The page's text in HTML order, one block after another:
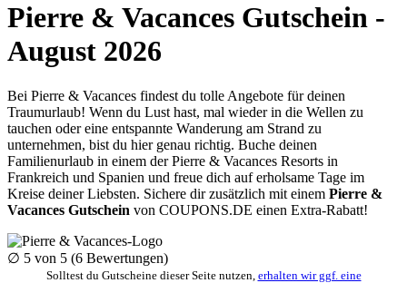
Pierre & Vacances Gutschein -
August 2026
Bei Pierre & Vacances findest du tolle Angebote für deinen
Traumurlaub! Wenn du Lust hast, mal wieder in die Wellen zu
tauchen oder eine entspannte Wanderung am Strand zu
unternehmen, bist du hier genau richtig. Buche deinen
Familienurlaub in einem der Pierre & Vacances Resorts in
Frankreich und Spanien und freue dich auf erholsame Tage im
Kreise deiner Liebsten. Sichere dir zusätzlich mit einem Pierre &
Vacances Gutschein von COUPONS.DE einen Extra-Rabatt!
∅ 5 von 5 (6 Bewertungen)
Solltest du Gutscheine dieser Seite nutzen, erhalten wir ggf. eine